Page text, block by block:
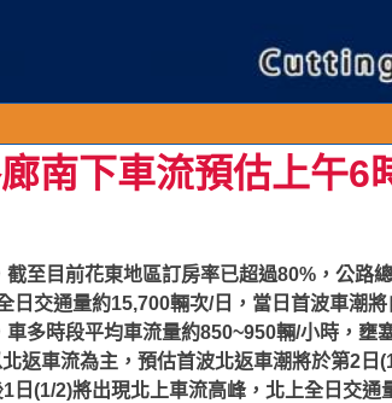
南下車流預估上午6
至目前花東地區訂房率已超過80%，公路
日交通量約15,700輛次/日，當日首波車潮
多時段平均車流量約850~950輛/小時，壅
返車流為主，預估首波北返車潮將於第2日
日(1/2)將出現北上車流高峰，北上全日交通